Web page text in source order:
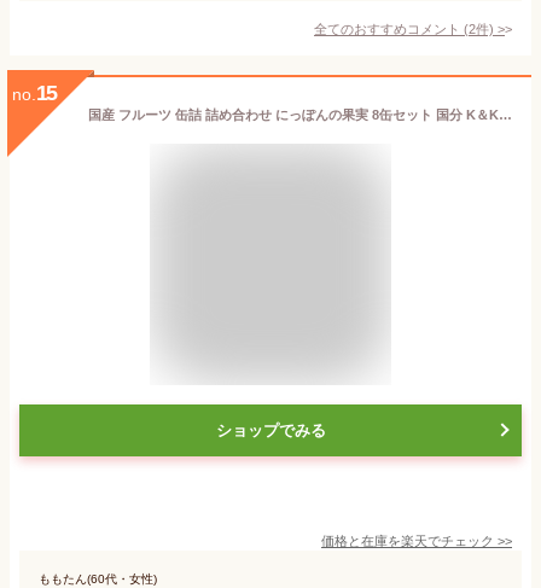
全てのおすすめコメント (2件) >
no. 15
国産 フルーツ 缶詰 詰め合わせ にっぽんの果実 8缶セット 国分 K＆K ギフトセット ｜敬老の日 ギフト 御中元 内祝 御祝 出産内祝 結婚内祝 御礼 誕生日プレゼント 缶詰セット 詰め合わせ 防災 備蓄 御仏前 御霊前 御供 お彼岸 法事 日本製 フルーツ缶
ショップでみる
価格と在庫を楽天でチェック >>
ももたん(60代・女性)